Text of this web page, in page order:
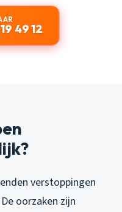
49 12
verstoppingen
oorzaken zijn